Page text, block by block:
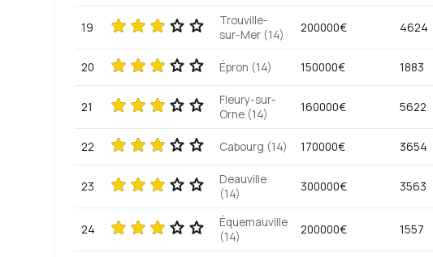
19
Trouville-
sur-Mer (14)
200000€ 4624
20 Épron (14) 150000€ 1883
21
Fleury-sur-
Orne (14)
160000€ 5622
22 Cabourg (14) 170000€ 3654
23
Deauville
(14)
300000€ 3563
24
Équemauville
(14)
200000€ 1557